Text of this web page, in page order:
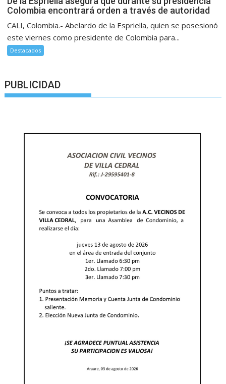
Colombia encontrará orden a través de autoridad
CALI, Colombia.- Abelardo de la Espriella, quien se posesionó
este viernes como presidente de Colombia para...
Destacados
PUBLICIDAD